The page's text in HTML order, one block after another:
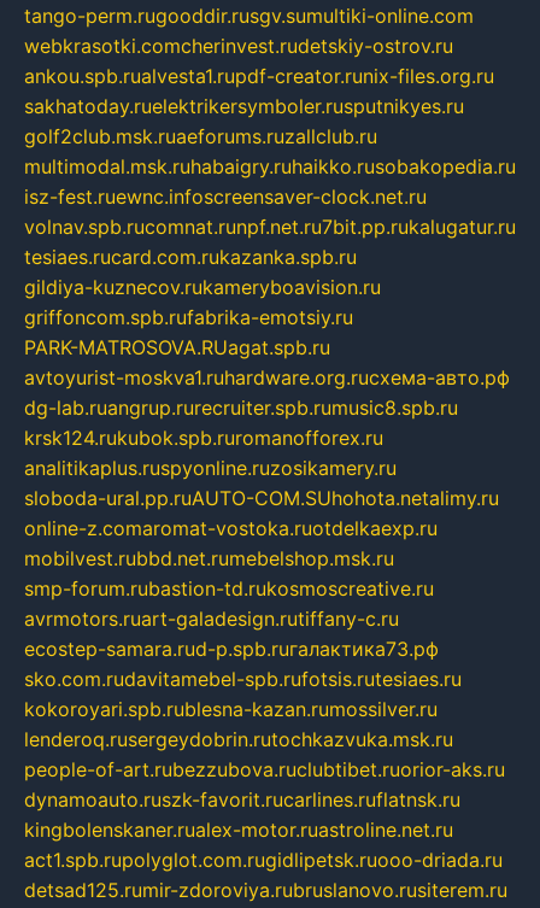
tango-perm.rugooddir.rusgv.sumultiki-online.com
webkrasotki.comcherinvest.rudetskiy-ostrov.ru
ankou.spb.rualvesta1.rupdf-creator.runix-files.org.ru
sakhatoday.ruelektrikersymboler.rusputnikyes.ru
golf2club.msk.ruaeforums.ruzallclub.ru
multimodal.msk.ruhabaigry.ruhaikko.rusobakopedia.ru
isz-fest.ruewnc.infoscreensaver-clock.net.ru
volnav.spb.rucomnat.runpf.net.ru7bit.pp.rukalugatur.ru
tesiaes.rucard.com.rukazanka.spb.ru
gildiya-kuznecov.rukameryboavision.ru
griffoncom.spb.rufabrika-emotsiy.ru
PARK-MATROSOVA.RUagat.spb.ru
avtoyurist-moskva1.ruhardware.org.ruсхема-авто.рф
dg-lab.ruangrup.rurecruiter.spb.rumusic8.spb.ru
krsk124.rukubok.spb.ruromanofforex.ru
analitikaplus.ruspyonline.ruzosikamery.ru
sloboda-ural.pp.ruAUTO-COM.SUhohota.netalimy.ru
online-z.comaromat-vostoka.ruotdelkaexp.ru
mobilvest.rubbd.net.rumebelshop.msk.ru
smp-forum.rubastion-td.rukosmoscreative.ru
avrmotors.ruart-galadesign.rutiffany-c.ru
ecostep-samara.rud-p.spb.ruгалактика73.рф
sko.com.rudavitamebel-spb.rufotsis.rutesiaes.ru
kokoroyari.spb.rublesna-kazan.rumossilver.ru
lenderoq.rusergeydobrin.rutochkazvuka.msk.ru
people-of-art.rubezzubova.ruclubtibet.ruorior-aks.ru
dynamoauto.ruszk-favorit.rucarlines.ruflatnsk.ru
kingbolenskaner.rualex-motor.ruastroline.net.ru
act1.spb.rupolyglot.com.rugidlipetsk.ruooo-driada.ru
detsad125.rumir-zdoroviya.rubruslanovo.rusiterem.ru